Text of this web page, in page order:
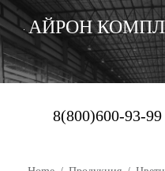
АЙРОН
8(800)600-93-99